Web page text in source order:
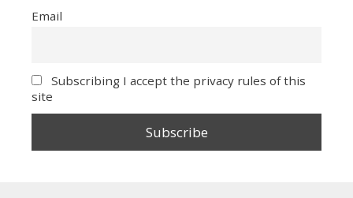
Email
Subscribing I accept the privacy rules of this
site